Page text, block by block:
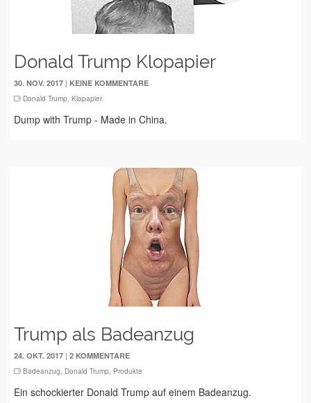
Donald Trump Klopapier
30. NOV. 2017 | KEINE KOMMENTARE
Donald Trump, Klopapier
Dump with Trump - Made in China.
Trump als Badeanzug
24. OKT. 2017 | 2 KOMMENTARE
Badeanzug, Donald Trump, Produkte
Ein schockierter Donald Trump auf einem Badeanzug.